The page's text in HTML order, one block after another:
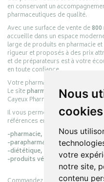
Nous
cookies
Nous
votre
notre site,
contenu
en conservant un
pharmaceutiques de qualité.
Avec une surface de vente de800
accueille dans un espace
large de produits en pharmacie
rigueur et proposés à des prix
et de préparateurs est à votre
en toute confiance.
Votre pharmacie en ligne :
Le sitepharmacie-cayeux.frest le
Cayeux Pharmabest Berck-sur-
Il vous permet de réaliser vos
références en :
-pharmacie,
-parapharmacie,
-diététique,
-produits vétérinaires.